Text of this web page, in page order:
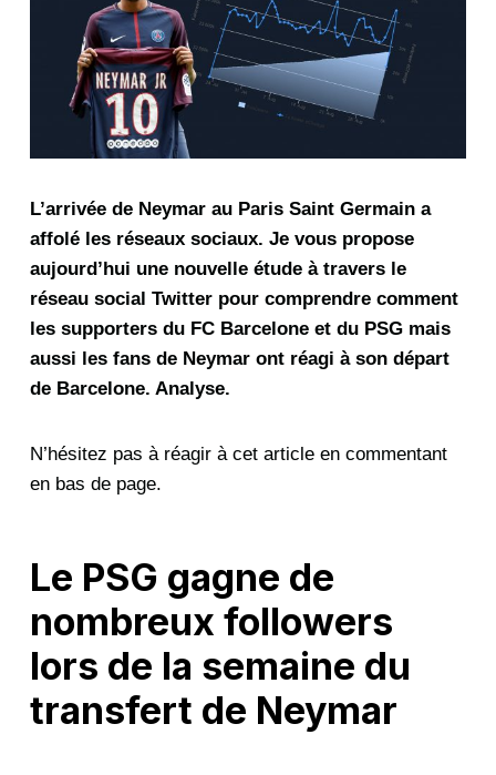
L’arrivée de Neymar au Paris Saint Germain a
affolé les réseaux sociaux. Je vous propose
aujourd’hui une nouvelle étude à travers le
réseau social Twitter pour comprendre comment
les supporters du FC Barcelone et du PSG mais
aussi les fans de Neymar ont réagi à son départ
de Barcelone. Analyse.
N’hésitez pas à réagir à cet article en commentant
en bas de page.
Le PSG gagne de
nombreux followers
lors de la semaine du
transfert de Neymar